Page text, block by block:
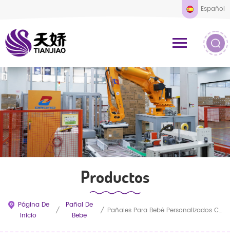
Español
Productos
Página De
Inicio
/
Pañal De
Bebe
/ Pañales Para Bebé Personalizados Con Cintura Elástica (venta Al Por Mayor)